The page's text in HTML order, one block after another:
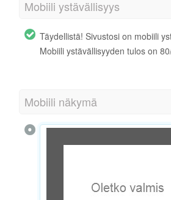
Mobiili ystävällisyys
Täydellistä! Sivustosi on mobiili
Mobiili ystävällisyyden tulos on
Mobiili näkymä